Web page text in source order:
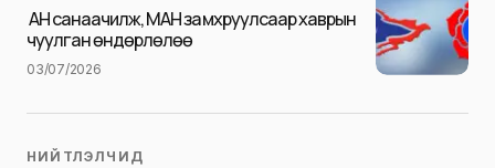
Илгээх
АН санаачилж, МАН замхруулсаар хаврын
чуулган өндөрлөлөө
03/07/2026
НИЙТЛЭЛЧИД